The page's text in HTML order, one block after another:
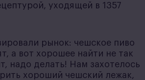
уходящей в 1357
рынок: чешское пиво
а вот хорошее найти не так
надо делать! Нам захотелось
хороший чешский лежак,